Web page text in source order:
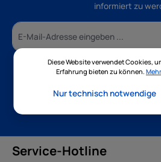
informiert zu
Ich habe die
genommen und die
AGB
einverstanden.
Service-Hotline
Diese Website verwendet Cookies,
Erfahrung bieten zu können.
Nur technisch notwendige